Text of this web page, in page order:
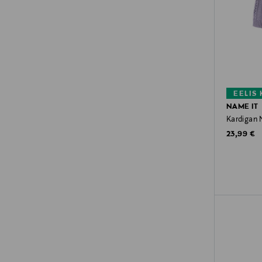
EELIS
NAME IT
Kardigan
Original
23,99 €